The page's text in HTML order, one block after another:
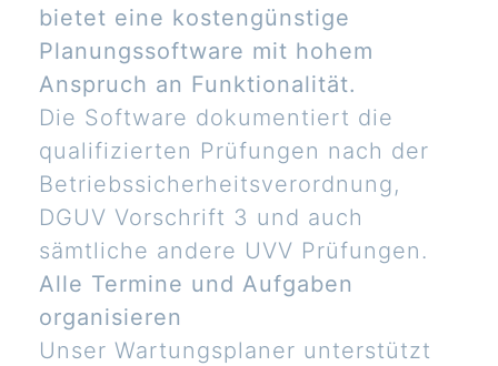
bietet eine kostengünstige
Planungssoftware mit hohem
Anspruch an Funktionalität.
Die Software dokumentiert die
qualifizierten Prüfungen nach der
Betriebssicherheitsverordnung,
DGUV Vorschrift 3 und auch
sämtliche andere UVV Prüfungen.
Alle Termine und Aufgaben
organisieren
Unser Wartungsplaner unterstützt